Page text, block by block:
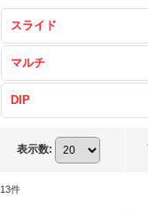
スライド
マルチ
DIP
表示数:
13件